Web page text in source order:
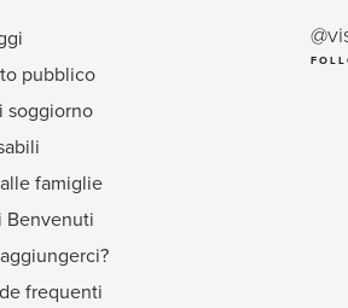
pubblico
soggiorno
famiglie
Benvenuti
frequenti